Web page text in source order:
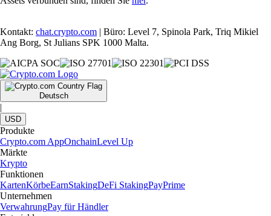
Kontakt: chat.crypto.com | Büro: Level 7, Spinola Park, Triq Mikiel
Ang Borg, St Julians SPK 1000 Malta.
Deutsch
|
USD
Produkte
Crypto.com AppOnchainLevel Up
Märkte
Krypto
Funktionen
KartenKörbeEarnStakingDeFi StakingPayPrime
Unternehmen
VerwahrungPay für Händler